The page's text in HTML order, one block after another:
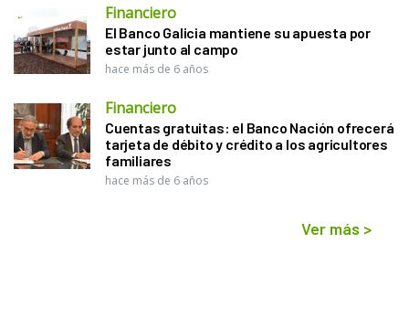
Financiero
El Banco Galicia mantiene su apuesta por
estar junto al campo
hace más de 6 años
Financiero
Cuentas gratuitas: el Banco Nación ofrecerá
tarjeta de débito y crédito a los agricultores
familiares
hace más de 6 años
Ver más >